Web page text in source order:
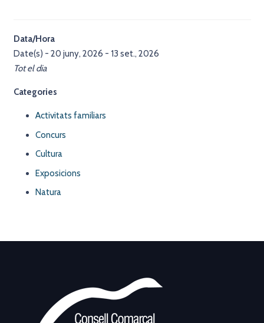
Data/Hora
Date(s) - 20 juny, 2026 - 13 set., 2026
Tot el dia
Categories
Activitats familiars
Concurs
Cultura
Exposicions
Natura